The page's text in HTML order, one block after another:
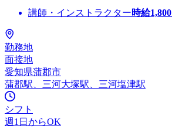
講師・インストラクター時給1,800
勤務地
面接地
愛知県蒲郡市
蒲郡駅、三河大塚駅、三河塩津駅
シフト
週1日からOK